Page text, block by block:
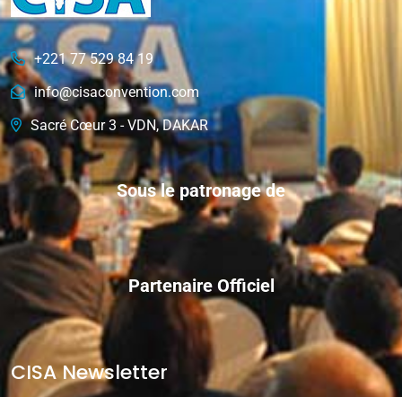
+221 77 529 84 19
info@cisaconvention.com
Sacré Cœur 3 - VDN, DAKAR
Sous le patronage de
Partenaire Officiel
CISA Newsletter